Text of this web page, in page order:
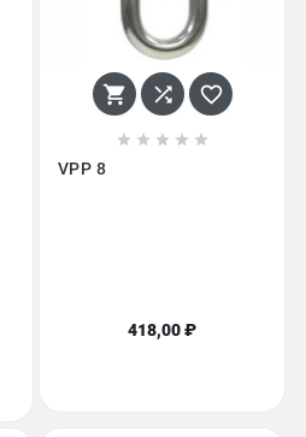
  
    
VPP 8
418,00 ₽